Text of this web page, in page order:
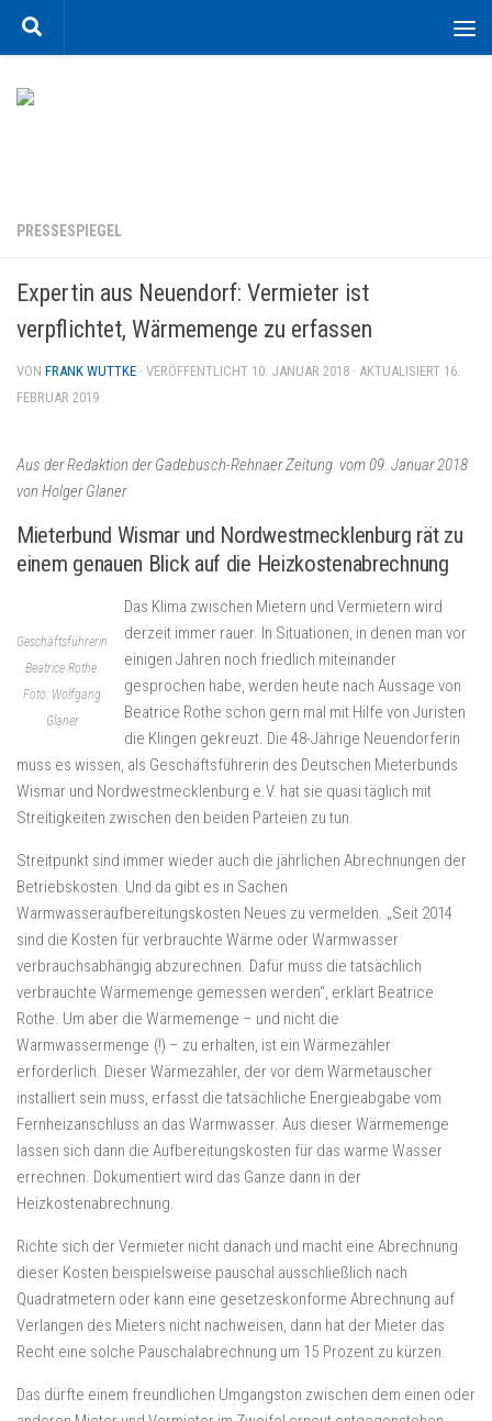
Zum Inhalt springen
PRESSESPIEGEL
Expertin aus Neuendorf: Vermieter ist
verpflichtet, Wärmemenge zu erfassen
VON FRANK WUTTKE · VERÖFFENTLICHT 10. JANUAR 2018 · AKTUALISIERT 16.
FEBRUAR 2019
Aus der Redaktion der Gadebusch-Rehnaer Zeitung vom 09. Januar 2018
von Holger Glaner
Mieterbund Wismar und Nordwestmecklenburg rät zu
einem genauen Blick auf die Heizkostenabrechnung
Geschäftsführerin
Beatrice Rothe.
Foto: Wolfgang
Glaner
Das Klima zwischen Mietern und Vermietern wird
derzeit immer rauer. In Situationen, in denen man vor
einigen Jahren noch friedlich miteinander
gesprochen habe, werden heute nach Aussage von
Beatrice Rothe schon gern mal mit Hilfe von Juristen
die Klingen gekreuzt. Die 48-Jährige Neuendorferin
muss es wissen, als Geschäftsführerin des Deutschen Mieterbunds
Wismar und Nordwestmecklenburg e.V. hat sie quasi täglich mit
Streitigkeiten zwischen den beiden Parteien zu tun.
Streitpunkt sind immer wieder auch die jährlichen Abrechnungen der
Betriebskosten. Und da gibt es in Sachen
Warmwasseraufbereitungskosten Neues zu vermelden. „Seit 2014
sind die Kosten für verbrauchte Wärme oder Warmwasser
verbrauchsabhängig abzurechnen. Dafür muss die tatsächlich
verbrauchte Wärmemenge gemessen werden“, erklärt Beatrice
Rothe. Um aber die Wärmemenge – und nicht die
Warmwassermenge (!) – zu erhalten, ist ein Wärmezähler
erforderlich. Dieser Wärmezähler, der vor dem Wärmetauscher
installiert sein muss, erfasst die tatsächliche Energieabgabe vom
Fernheizanschluss an das Warmwasser. Aus dieser Wärmemenge
lassen sich dann die Aufbereitungskosten für das warme Wasser
errechnen. Dokumentiert wird das Ganze dann in der
Heizkostenabrechnung.
Richte sich der Vermieter nicht danach und macht eine Abrechnung
dieser Kosten beispielsweise pauschal ausschließlich nach
Quadratmetern oder kann eine gesetzeskonforme Abrechnung auf
Verlangen des Mieters nicht nachweisen, dann hat der Mieter das
Recht eine solche Pauschalabrechnung um 15 Prozent zu kürzen.
Das dürfte einem freundlichen Umgangston zwischen dem einen oder